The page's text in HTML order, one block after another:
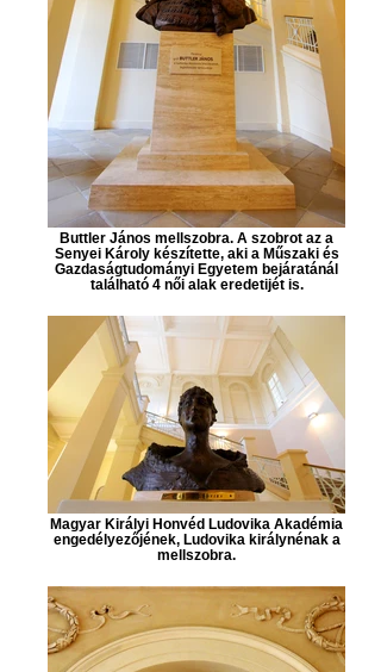
Buttler János mellszobra. A szobrot az a
Senyei Károly készítette, aki a Műszaki és
Gazdaságtudományi Egyetem bejáratánál
található 4 női alak eredetijét is.
Magyar Királyi Honvéd Ludovika Akadémia
engedélyezőjének, Ludovika királynénak a
mellszobra.